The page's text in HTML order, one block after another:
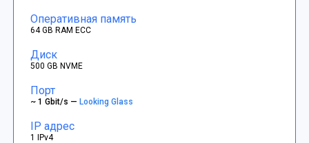
Оперативная память
64 GB RAM ECC
Диск
500 GB NVME
Порт
~ 1 Gbit/s —Looking Glass
IP адрес
1 IPv4